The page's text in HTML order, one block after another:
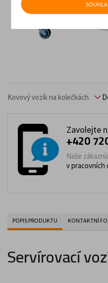
Kovový vozík na kolečkách.
Zavolejte
+420
Naše
v pracovních
POPIS PRODUKTU KONTAKTNÍ
Servírovací